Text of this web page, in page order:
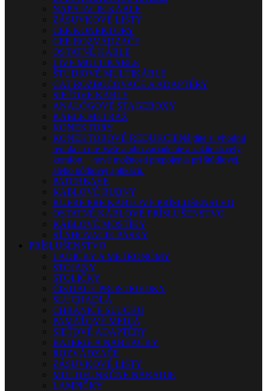
NAPÁJACIE KÁBLE
ZÁSUVKOVÉ LIŠTY
CEE KONEKTORY
CEE ROZVÁDZAČE
OSTATNÉ KÁBLE
LIVE MULTIKÁBLE
ŠTÚDIOVÉ MULTIKÁBLE
CAT ROZBOČOVAČE A ADAPTÉRY
SIEŤOVÉ KÁBLE
ANALÓGOVÉ STAGEBOXY
KÁBLE METRÁŽ
KONEKTORY
KONEKTOROVÉ REDUKCIENájdite si vhodnú
redukciu pre Vaše audio zariadenie a zažite skvelý
komfort + nové možnosti prepojenia pri štúdiovej,
alebo pódiovej aplikácii.
PATCHBAYE
KÁBLOVÉ BUBNY
KUFRE PRE KÁBLOVÉ PRÍSLUŠENSTVO
OSTATNÉ KÁBLOVÉ PRÍSLUŠENSTVO
KÁBLOVÉ MOSTÍKY
SŤAHOVACIE PÁSKY
PRÍSLUŠENSTVO
LADIČKY A METRONÓMY
STOJANY
STOLIČKY
ČISTIACE PROSTRIEDKY
SLÚCHADLÁ
CHRÁNIČE SLUCHU
PAMÄŤOVÉ MÉDIÁ
SIEŤOVÉ ADAPTÉRY
BATÉRIE A NABÍJAČKY
ROZVÁDZAČE
ZÁSUVKOVÉ LIŠTY
MULTIFUNKČNÉ NÁRADIE
LAMPIČKY